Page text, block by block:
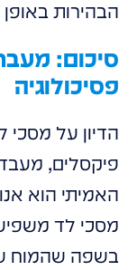
הבהירות
סיכום:
פסיכולוגיה
הדיון על מסכי
פיקסלים,
האמיתי הוא
מסכי לד
בשפה שהמוח